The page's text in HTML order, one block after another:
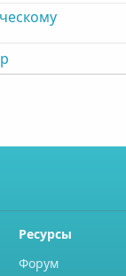
Ресурсы
Форум